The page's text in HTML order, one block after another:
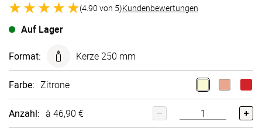
(4.90 von 5)Kundenbewertungen
Auf Lager
Format: Kerze 250 mm
Farbe: Zitrone
Anzahl: à 46,90 €